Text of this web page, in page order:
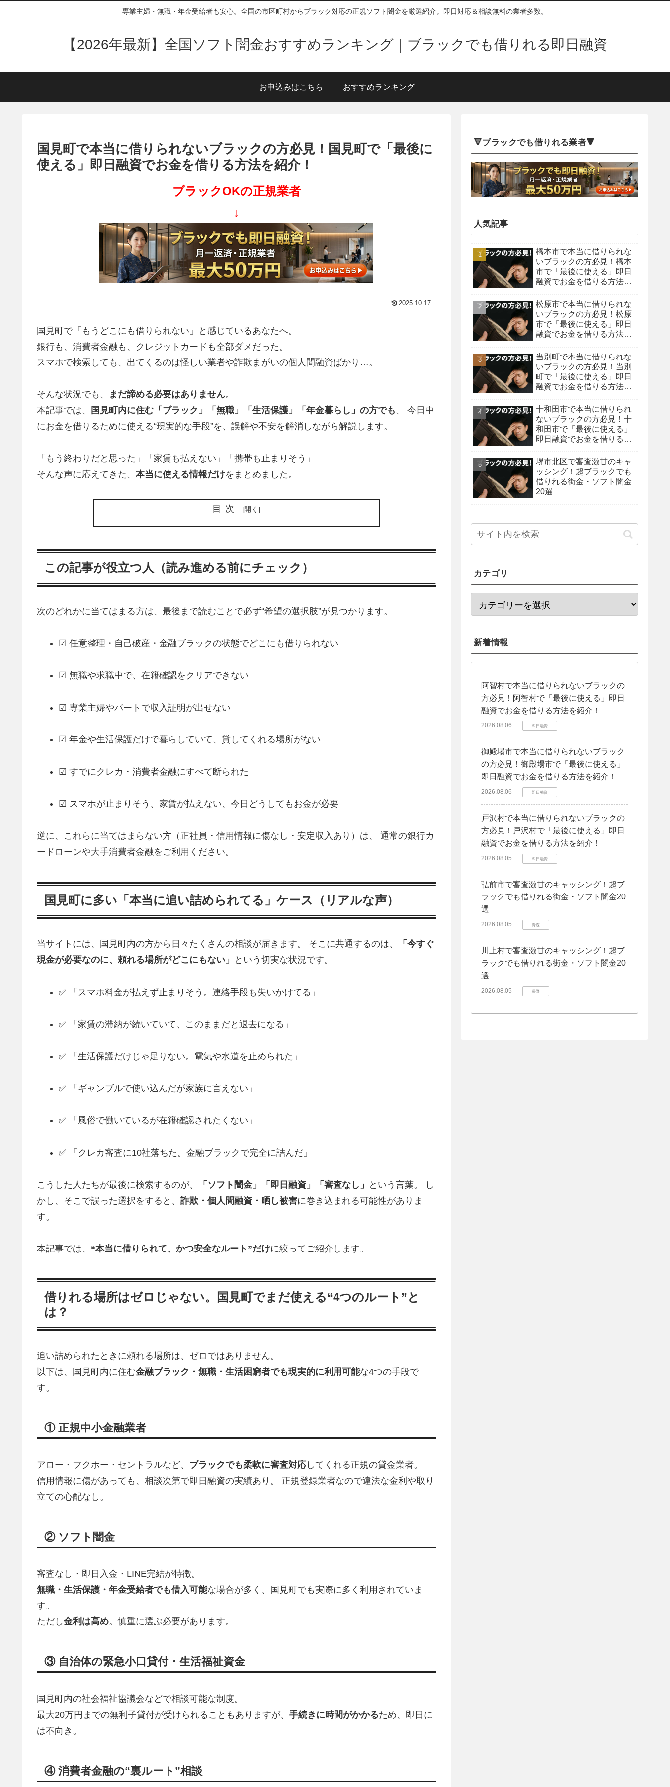
専業主婦・無職・年金受給者も安心。全国の市区町村からブラック対応の正規ソフト闇金を厳選紹介。即日対応＆相談無料の業者多数。
【2026年最新】全国ソフト闇金おすすめランキング｜ブラックでも借りれる即日融資
お申込みはこちら おすすめランキング
国見町で本当に借りられないブラックの方必見！国見町で「最後に
使える」即日融資でお金を借りる方法を紹介！
ブラックOKの正規業者
↓
2025.10.17
国見町で「もうどこにも借りられない」と感じているあなたへ。
銀行も、消費者金融も、クレジットカードも全部ダメだった。
スマホで検索しても、出てくるのは怪しい業者や詐欺まがいの個人間融資ばかり…。
そんな状況でも、 まだ諦める必要はありません。
本記事では、
国見町内に住む「ブラック」「無職」「生活保護」「年金暮らし」の方でも 、 今日中
にお金を借りるために使える“現実的な手段”を、誤解や不安を解消しながら解説します。
「もう終わりだと思った」「家賃も払えない」「携帯も止まりそう」
そんな声に応えてきた、 本当に使える情報だけをまとめました。
目次
この記事が役立つ人（読み進める前にチェック）
次のどれかに当てはまる方は、最後まで読むことで必ず“希望の選択肢”が見つかります。
☑ 任意整理・自己破産・金融ブラックの状態でどこにも借りられない
☑ 無職や求職中で、在籍確認をクリアできない
☑ 専業主婦やパートで収入証明が出せない
☑ 年金や生活保護だけで暮らしていて、貸してくれる場所がない
☑ すでにクレカ・消費者金融にすべて断られた
☑ スマホが止まりそう、家賃が払えない、今日どうしてもお金が必要
逆に、これらに当てはまらない方（正社員・信用情報に傷なし・安定収入あり）は、 通常の銀行カ
ードローンや大手消費者金融をご利用ください。
国見町に多い「本当に追い詰められてる」ケース（リアルな声）
当サイトには、国見町内の方から日々たくさんの相談が届きます。 そこに共通するのは、
「今すぐ
現金が必要なのに、頼れる場所がどこにもない」
という切実な状況です。
✅ 「スマホ料金が払えず止まりそう。連絡手段も失いかけてる」
✅ 「家賃の滞納が続いていて、このままだと退去になる」
✅ 「生活保護だけじゃ足りない。電気や水道を止められた」
✅ 「ギャンブルで使い込んだが家族に言えない」
✅ 「風俗で働いているが在籍確認されたくない」
✅ 「クレカ審査に10社落ちた。金融ブラックで完全に詰んだ」
こうした人たちが最後に検索するのが、 「ソフト闇金」「即日融資」「審査なし」
という言葉。 し
かし、そこで誤った選択をすると、 詐欺・個人間融資・晒し被害に巻き込まれる可能性がありま
す。
本記事では、 “本当に借りられて、かつ安全なルート”だけに絞ってご紹介します。
借りれる場所はゼロじゃない。国見町でまだ使える“4つのルート”と
は？
追い詰められたときに頼れる場所は、ゼロではありません。
以下は、国見町内に住む金融ブラック・無職・生活困窮者でも現実的に利用可能な4つの手段で
す。
① 正規中小金融業者
アロー・フクホー・セントラルなど、 ブラックでも柔軟に審査対応してくれる正規の貸金業者。
信用情報に傷があっても、相談次第で即日融資の実績あり。 正規登録業者なので違法な金利や取り
立ての心配なし。
② ソフト闇金
審査なし・即日入金・LINE完結が特徴。
無職・生活保護・年金受給者でも借入可能な場合が多く、国見町でも実際に多く利用されていま
す。
ただし金利は高め。慎重に選ぶ必要があります。
③ 自治体の緊急小口貸付・生活福祉資金
国見町内の社会福祉協議会などで相談可能な制度。
最大20万円までの無利子貸付が受けられることもありますが、 手続きに時間がかかるため、即日に
は不向き。
④ 消費者金融の“裏ルート”相談
🔻ブラックでも借りれる業者🔻
人気記事
橋本市で本当に借りられな
いブラックの方必見！橋本
市で「最後に使える」即日
融資でお金を借りる方法を
松原市で本当に借りられな
いブラックの方必見！松原
市で「最後に使える」即日
融資でお金を借りる方法を
当別町で本当に借りられな
いブラックの方必見！当別
町で「最後に使える」即日
融資でお金を借りる方法を
十和田市で本当に借りられ
ないブラックの方必見！十
和田市で「最後に使える」
即日融資でお金を借りる方
堺市北区で審査激甘のキャ
ッシング！超ブラックでも
借りれる街金・ソフト闇金
20選
カテゴリ
新着情報
阿智村で本当に借りられないブラックの
方必見！阿智村で「最後に使える」即日
融資でお金を借りる方法を紹介！
2026.08.06 即日融資
御殿場市で本当に借りられないブラック
の方必見！御殿場市で「最後に使える」
即日融資でお金を借りる方法を紹介！
2026.08.06 即日融資
戸沢村で本当に借りられないブラックの
方必見！戸沢村で「最後に使える」即日
融資でお金を借りる方法を紹介！
2026.08.05 即日融資
弘前市で審査激甘のキャッシング！超ブ
ラックでも借りれる街金・ソフト闇金20
選
2026.08.05 青森
川上村で審査激甘のキャッシング！超ブ
ラックでも借りれる街金・ソフト闇金20
選
2026.08.05 長野